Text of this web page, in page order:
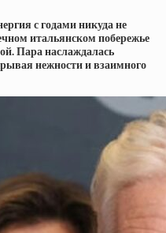
с годами никуда не
итальянском побережье
Пара наслаждалась
нежности и взаимного